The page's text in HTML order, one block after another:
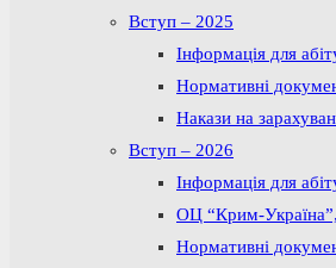
Вступ – 2025
Інформація для
Нормативні
Накази на
Вступ – 2026
Інформація для
ОЦ “Крим-
Нормативні